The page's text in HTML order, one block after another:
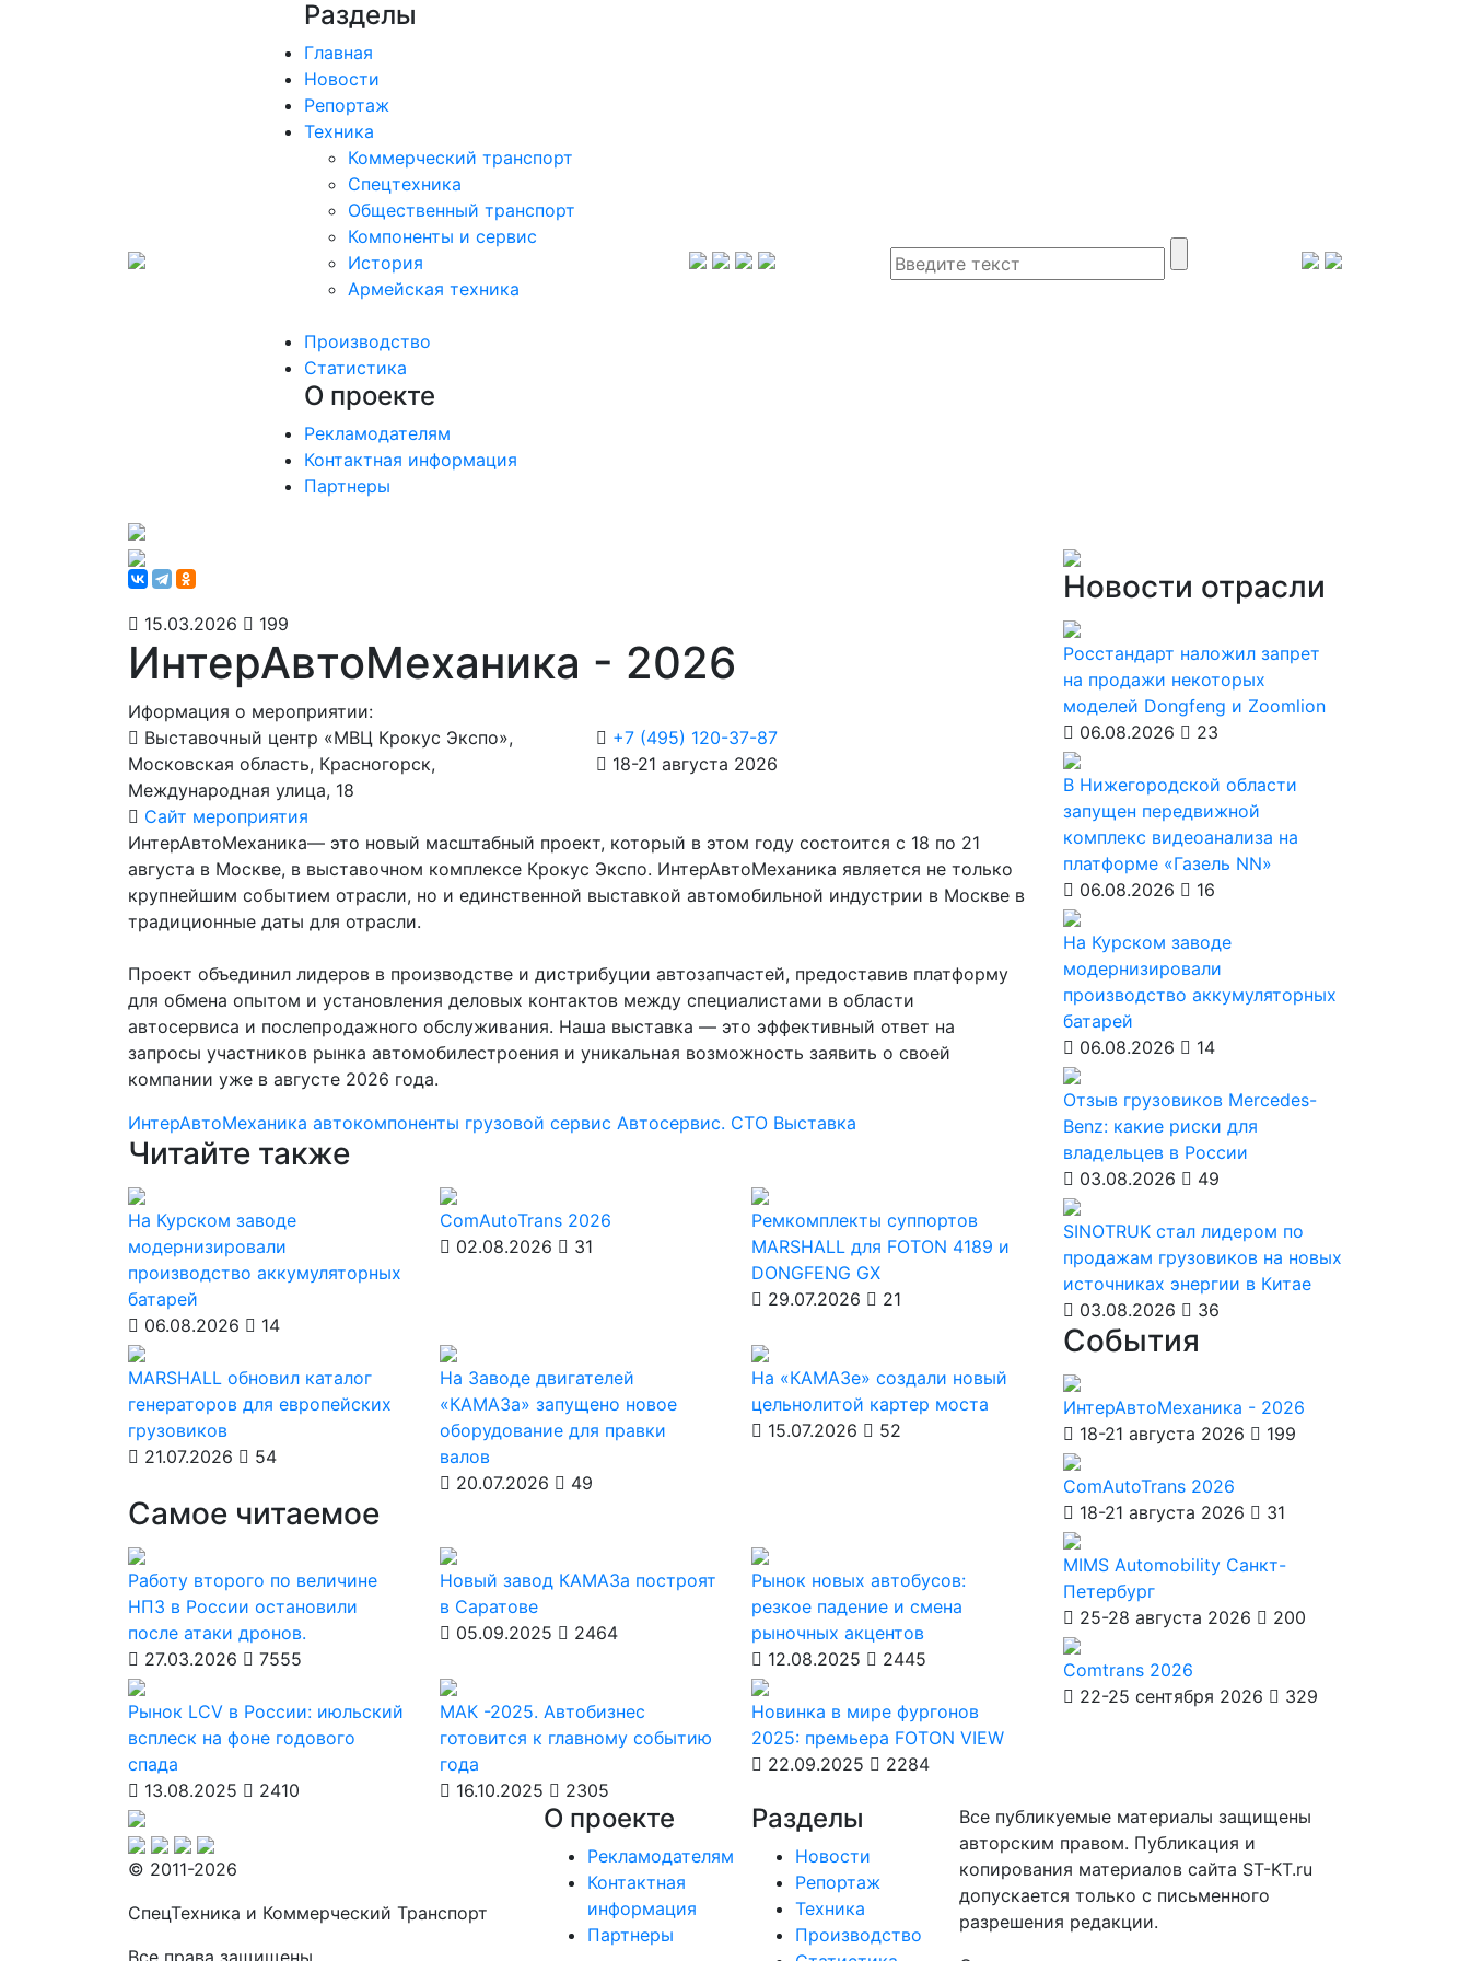
Разделы
Главная
Новости
Репортаж
Техника
Коммерческий транспорт
Спецтехника
Общественный транспорт
Компоненты и сервис
История
Армейская техника
Производство
Статистика
О проекте
Рекламодателям
Контактная информация
Партнеры
15.03.2026 199
ИнтерАвтоМеханика - 2026
Иформация о мероприятии:
Выставочный центр «МВЦ Крокус Экспо»,
Московская область, Красногорск,
Международная улица, 18
Сайт мероприятия
+7 (495) 120-37-87
18-21 августа 2026
ИнтерАвтоМеханика— это новый масштабный проект, который в этом году состоится с 18 по 21
августа в Москве, в выставочном комплексе Крокус Экспо. ИнтерАвтоМеханика является не только
крупнейшим событием отрасли, но и единственной выставкой автомобильной индустрии в Москве в
традиционные даты для отрасли.
Проект объединил лидеров в производстве и дистрибуции автозапчастей, предоставив платформу
для обмена опытом и установления деловых контактов между специалистами в области
автосервиса и послепродажного обслуживания. Наша выставка — это эффективный ответ на
запросы участников рынка автомобилестроения и уникальная возможность заявить о своей
компании уже в августе 2026 года.
ИнтерАвтоМеханика автокомпоненты грузовой сервис Автосервис. СТО Выставка
Читайте также
На Курском заводе
модернизировали
производство аккумуляторных
батарей
06.08.2026
14
ComAutoTrans 2026
02.08.2026
31
Ремкомплекты суппортов
MARSHALL для FOTON 4189 и
DONGFENG GX
29.07.2026
21
MARSHALL обновил каталог
генераторов для европейских
грузовиков
21.07.2026
54
На Заводе двигателей
«КАМАЗа» запущено новое
оборудование для правки
валов
20.07.2026
49
На «КАМАЗе» создали новый
цельнолитой картер моста
15.07.2026
52
Самое читаемое
Работу второго по величине
НПЗ в России остановили
после атаки дронов.
27.03.2026
7555
Новый завод КАМАЗа построят
в Саратове
05.09.2025
2464
Рынок новых автобусов:
резкое падение и смена
рыночных акцентов
12.08.2025
2445
Рынок LCV в России: июльский
всплеск на фоне годового
спада
13.08.2025
2410
МАК -2025. Автобизнес
готовится к главному событию
года
16.10.2025
2305
Новинка в мире фургонов
2025: премьера FOTON VIEW
22.09.2025
2284
Новости отрасли
Росстандарт наложил запрет
на продажи некоторых
моделей Dongfeng и Zoomlion
06.08.2026
23
В Нижегородской области
запущен передвижной
комплекс видеоанализа на
платформе «Газель NN»
06.08.2026
16
На Курском заводе
модернизировали
производство аккумуляторных
батарей
06.08.2026
14
Отзыв грузовиков Mercedes-
Benz: какие риски для
владельцев в России
03.08.2026
49
SINOTRUK стал лидером по
продажам грузовиков на новых
источниках энергии в Китае
03.08.2026
36
События
ИнтерАвтоМеханика - 2026
18-21 августа 2026
199
ComAutoTrans 2026
18-21 августа 2026
31
MIMS Automobility Санкт-
Петербург
25-28 августа 2026
200
Comtrans 2026
22-25 сентября 2026
329
© 2011-2026
СпецТехника и Коммерческий Транспорт
Все права защищены.
О проекте
Рекламодателям
Контактная
информация
Партнеры
Разделы
Новости
Репортаж
Техника
Производство
Все публикуемые материалы защищены
авторским правом. Публикация и
копирования материалов сайта ST-KT.ru
допускается только с письменного
разрешения редакции.